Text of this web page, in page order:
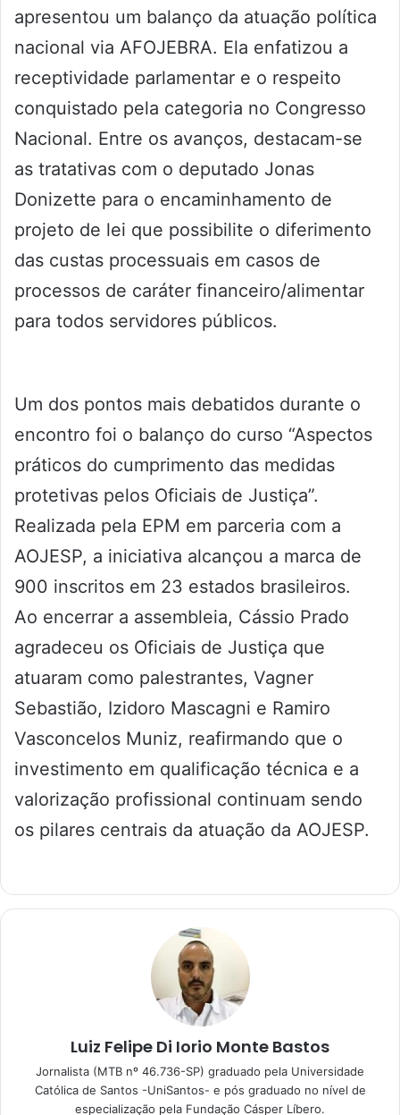
apresentou um balanço da atuação política
nacional via AFOJEBRA. Ela enfatizou a
receptividade parlamentar e o respeito
conquistado pela categoria no Congresso
Nacional. Entre os avanços, destacam-se
as tratativas com o deputado Jonas
Donizette para o encaminhamento de
projeto de lei que possibilite o diferimento
das custas processuais em casos de
processos de caráter financeiro/alimentar
para todos servidores públicos.
Um dos pontos mais debatidos durante o
encontro foi o balanço do curso “Aspectos
práticos do cumprimento das medidas
protetivas pelos Oficiais de Justiça”.
Realizada pela EPM em parceria com a
AOJESP, a iniciativa alcançou a marca de
900 inscritos em 23 estados brasileiros.
Ao encerrar a assembleia, Cássio Prado
agradeceu os Oficiais de Justiça que
atuaram como palestrantes, Vagner
Sebastião, Izidoro Mascagni e Ramiro
Vasconcelos Muniz, reafirmando que o
investimento em qualificação técnica e a
valorização profissional continuam sendo
os pilares centrais da atuação da AOJESP.
Luiz Felipe Di Iorio Monte Bastos
Jornalista (MTB nº 46.736-SP) graduado pela Universidade
Católica de Santos -UniSantos- e pós graduado no nível de
especialização pela Fundação Cásper Líbero.